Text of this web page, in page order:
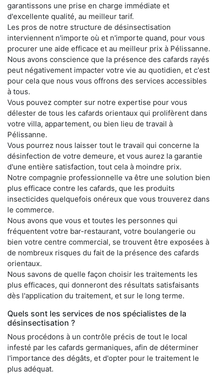
garantissons une prise en charge immédiate et
d'excellente qualité, au meilleur tarif.
Les pros de notre structure de désinsectisation
interviennent n'importe où et n'importe quand, pour vous
procurer une aide efficace et au meilleur prix à Pélissanne.
Nous avons conscience que la présence des cafards rayés
peut négativement impacter votre vie au quotidien, et c'est
pour cela que nous vous offrons des services accessibles
à tous.
Vous pouvez compter sur notre expertise pour vous
délester de tous les cafards orientaux qui prolifèrent dans
votre villa, appartement, ou bien lieu de travail à
Pélissanne.
Vous pourrez nous laisser tout le travail qui concerne la
désinfection de votre demeure, et vous aurez la garantie
d'une entière satisfaction, tout cela à moindre prix.
Notre compagnie professionnelle va être une solution bien
plus efficace contre les cafards, que les produits
insecticides quelquefois onéreux que vous trouverez dans
le commerce.
Nous avons que vous et toutes les personnes qui
fréquentent votre bar-restaurant, votre boulangerie ou
bien votre centre commercial, se trouvent être exposées à
de nombreux risques du fait de la présence des cafards
orientaux.
Nous savons de quelle façon choisir les traitements les
plus efficaces, qui donneront des résultats satisfaisants
dès l'application du traitement, et sur le long terme.
Quels sont les services de nos spécialistes de la
désinsectisation ?
Nous procédons à un contrôle précis de tout le local
infesté par les cafards germaniques, afin de déterminer
l'importance des dégâts, et d'opter pour le traitement le
plus adéquat.